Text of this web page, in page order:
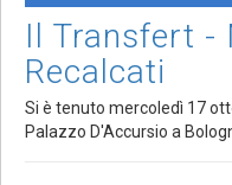
Il Transfert -
Recalcati
Si è tenuto mercoledì 17
Palazzo D'Accursio a